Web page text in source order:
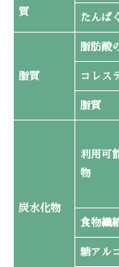
質
たんぱ
脂質
脂肪酸
コレス
脂質
炭水化物
利用可
物
食物繊
糖アル